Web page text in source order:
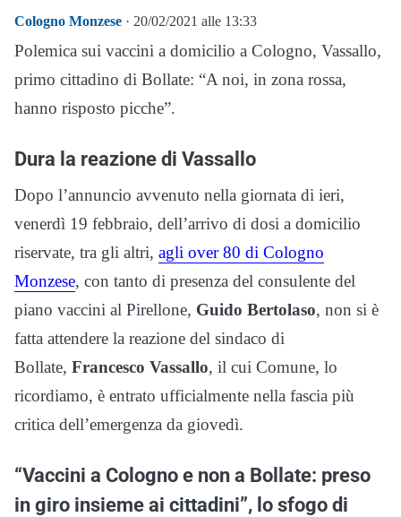
Cologno Monzese · 20/02/2021 alle 13:33
Polemica sui vaccini a domicilio a Cologno, Vassallo,
primo cittadino di Bollate: “A noi, in zona rossa,
hanno risposto picche”.
Dura la reazione di Vassallo
Dopo l’annuncio avvenuto nella giornata di ieri,
venerdì 19 febbraio, dell’arrivo di dosi a domicilio
riservate, tra gli altri, agli over 80 di Cologno
Monzese, con tanto di presenza del consulente del
piano vaccini al Pirellone, Guido Bertolaso, non si è
fatta attendere la reazione del sindaco di
Bollate, Francesco Vassallo, il cui Comune, lo
ricordiamo, è entrato ufficialmente nella fascia più
critica dell’emergenza da giovedì.
“Vaccini a Cologno e non a Bollate: preso
in giro insieme ai cittadini”, lo sfogo di